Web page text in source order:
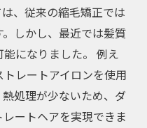
、従来の縮毛矯正では
しかし、最近では髪質
になりました。 例え
レートアイロンを使用
処理が少ないため、ダ
ートヘアを実現できま